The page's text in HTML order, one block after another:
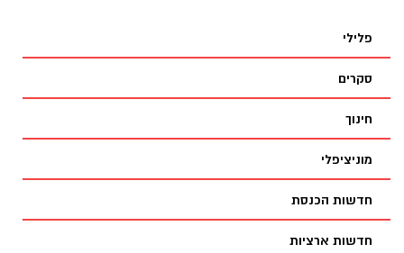
פלילי
סקרים
חינוך
מוניציפלי
חדשות הכנסת
חדשות ארציות